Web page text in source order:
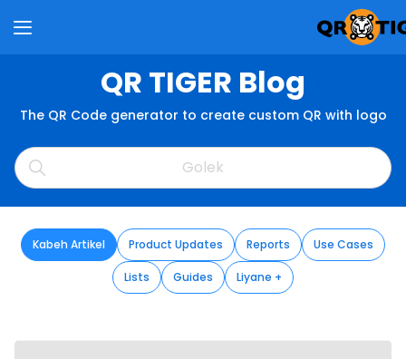
QR TIGER Blog
The QR Code generator to create custom QR with logo
Kabeh Artikel Product Updates Reports Use Cases
Lists Guides Liyane +